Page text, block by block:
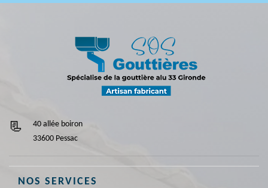
40 allée boiron
33600 Pessac
NOS SERVICES